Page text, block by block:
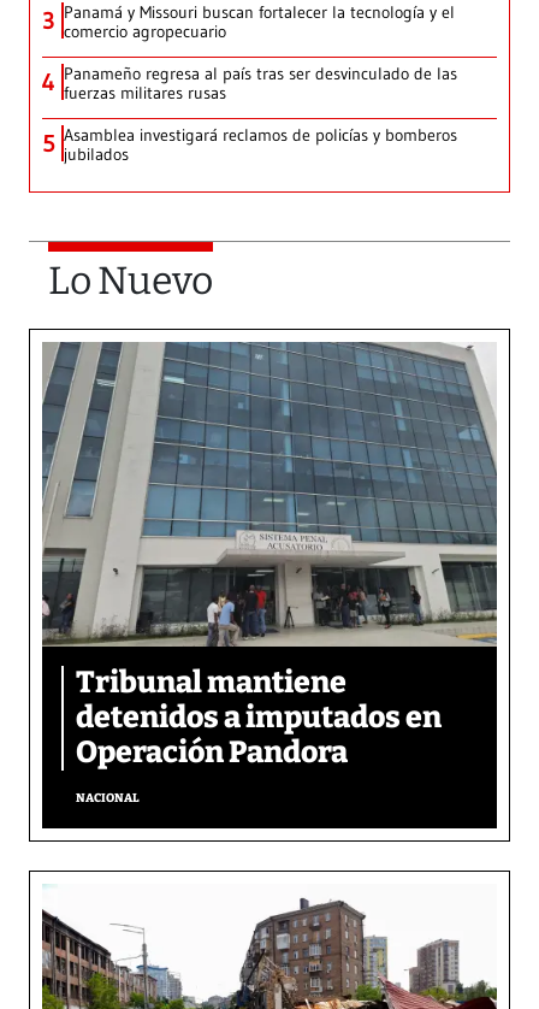
3 Panamá y Missouri buscan fortalecer la tecnología y el
comercio agropecuario
4 Panameño regresa al país tras ser desvinculado de las
fuerzas militares rusas
5 Asamblea investigará reclamos de policías y bomberos
jubilados
Lo Nuevo
Tribunal mantiene
detenidos a imputados en
Operación Pandora
NACIONAL